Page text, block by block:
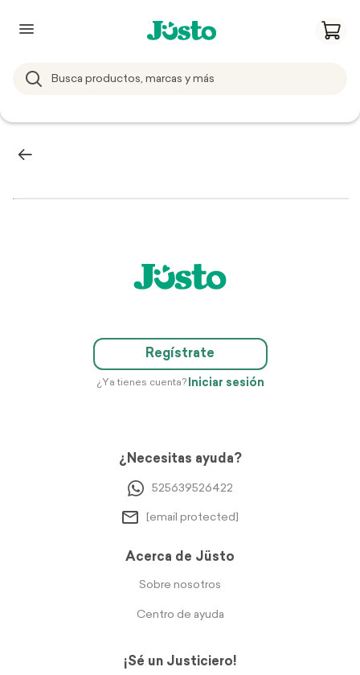
Regístrate
¿Ya tienes cuenta? Iniciar sesión
¿Necesitas ayuda?
525639526422
[email protected]
Acerca de Jüsto
Sobre nosotros
Centro de ayuda
¡Sé un Justiciero!